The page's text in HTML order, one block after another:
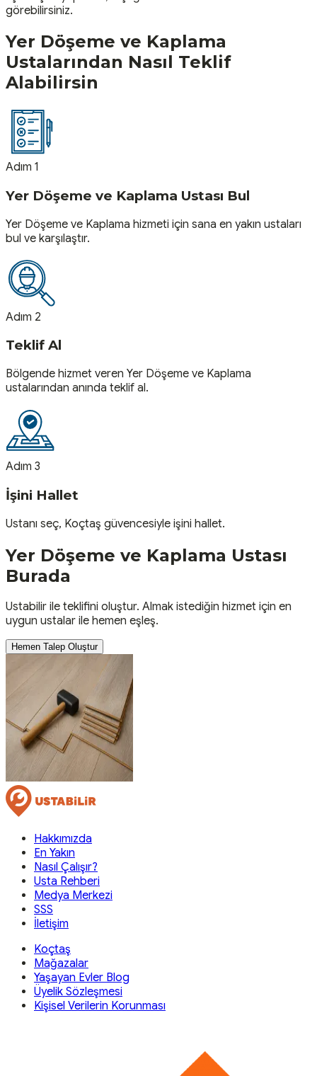
görebilirsiniz.
Yer Döşeme ve Kaplama
Ustalarından Nasıl Teklif
Alabilirsin
Adım 1
Yer Döşeme ve Kaplama Ustası Bul
Yer Döşeme ve Kaplama hizmeti için sana en yakın ustaları
bul ve karşılaştır.
Adım 2
Teklif Al
Bölgende hizmet veren Yer Döşeme ve Kaplama
ustalarından anında teklif al.
Adım 3
İşini Hallet
Ustanı seç, Koçtaş güvencesiyle işini hallet.
Yer Döşeme ve Kaplama Ustası
Burada
Ustabilir ile teklifini oluştur. Almak istediğin hizmet için en
uygun ustalar ile hemen eşleş.
Hemen Talep Oluştur
Hakkımızda
En Yakın
Nasıl Çalışır?
Usta Rehberi
Medya Merkezi
SSS
İletişim
Koçtaş
Mağazalar
Yaşayan Evler Blog
Üyelik Sözleşmesi
Kişisel Verilerin Korunması